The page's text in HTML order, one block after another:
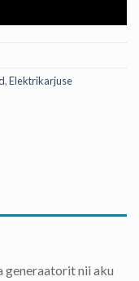
,Elektrikarjuse
generaatorit nii aku